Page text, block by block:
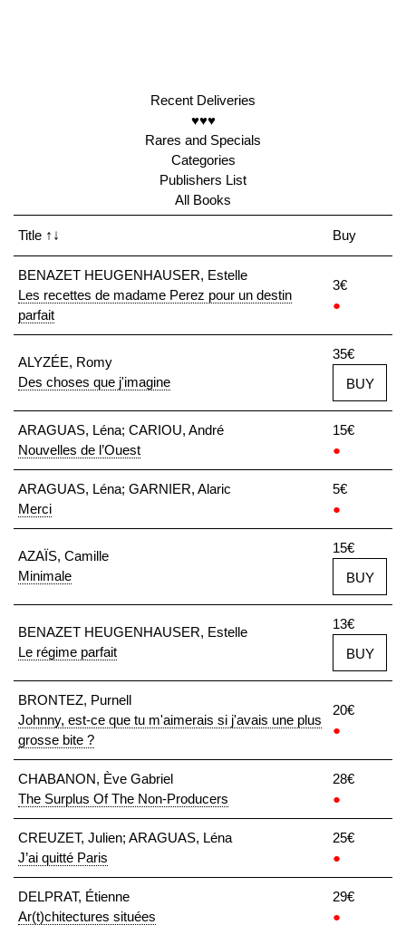
Recent Deliveries
♥♥♥
Rares and Specials
Categories
Publishers List
All Books
Title ↑↓ Buy
BENAZET HEUGENHAUSER, Estelle
Les recettes de madame Perez pour un destin
parfait
3€
●
ALYZÉE, Romy
Des choses que j'imagine
35€
BUY
ARAGUAS, Léna; CARIOU, André
Nouvelles de l’Ouest
15€
●
ARAGUAS, Léna; GARNIER, Alaric
Merci
5€
●
AZAÏS, Camille
Minimale
15€
BUY
BENAZET HEUGENHAUSER, Estelle
Le régime parfait
13€
BUY
BRONTEZ, Purnell
Johnny, est-ce que tu m'aimerais si j'avais une plus
grosse bite ?
20€
●
CHABANON, Ève Gabriel
The Surplus Of The Non-Producers
28€
●
CREUZET, Julien; ARAGUAS, Léna
J’ai quitté Paris
25€
●
DELPRAT, Étienne
Ar(t)chitectures situées
29€
●